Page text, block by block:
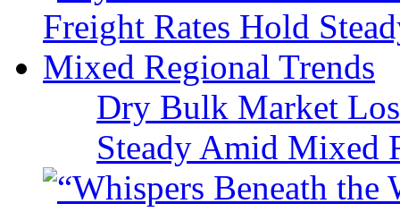
Dry Bulk Market
Steady Amid Mixed